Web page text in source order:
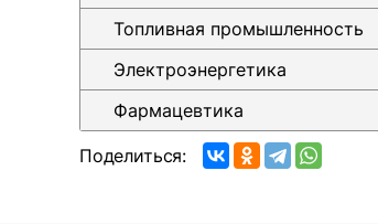
Топливная промышленность
Электроэнергетика
Фармацевтика
Поделиться: